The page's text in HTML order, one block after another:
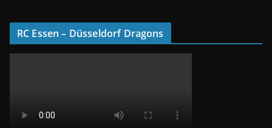
RC Essen – Düsseldorf Dragons